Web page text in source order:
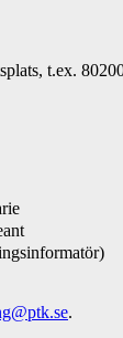
t.ex.
.